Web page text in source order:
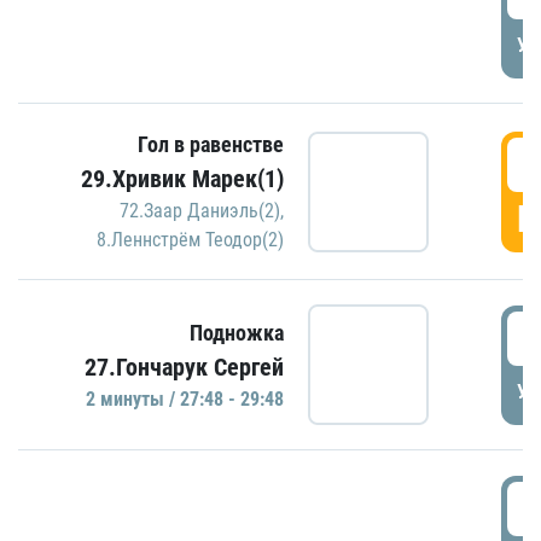
Гол в равенстве
29.Хривик Марек(1)
72.Заар Даниэль(2),
8.Леннстрём Теодор(2)
Подножка
27.Гончарук Сергей
2 минуты / 27:48 - 29:48